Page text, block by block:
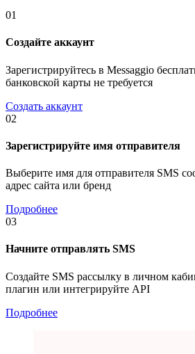
01
Создайте аккаунт
Зарегистрируйтесь в Messaggio
банковской карты не требуется
Создать аккаунт
02
Зарегистрируйте имя отправителя
Выберите имя для отправителя SMS
адрес сайта или бренд
Подробнее
03
Начните отправлять SMS
Создайте SMS рассылку в личном
плагин или интегрируйте API
Подробнее